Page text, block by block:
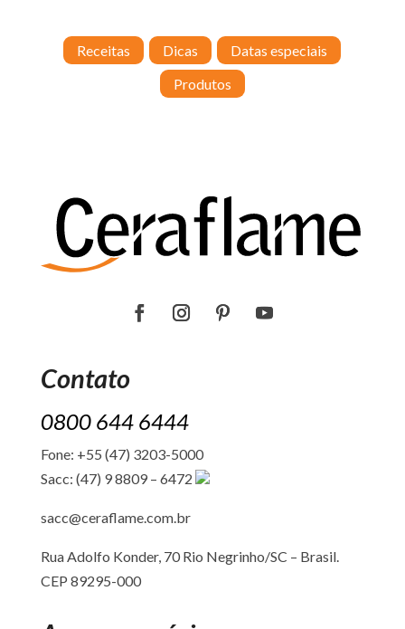
Receitas Dicas
Datas especiais
Produtos
Contato
0800 644 6444
Fone: +55 (47) 3203-5000
Sacc: (47) 9 8809 – 6472
sacc@ceraflame.com.br
Rua Adolfo Konder, 70 Rio Negrinho/SC – Brasil.
CEP 89295-000